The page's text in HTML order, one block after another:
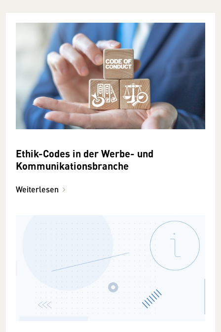
Ethik-Codes in der Werbe- und
Kommunikationsbranche
Weiterlesen